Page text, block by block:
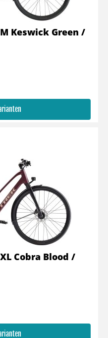
Keswick Green /
Cobra Blood /